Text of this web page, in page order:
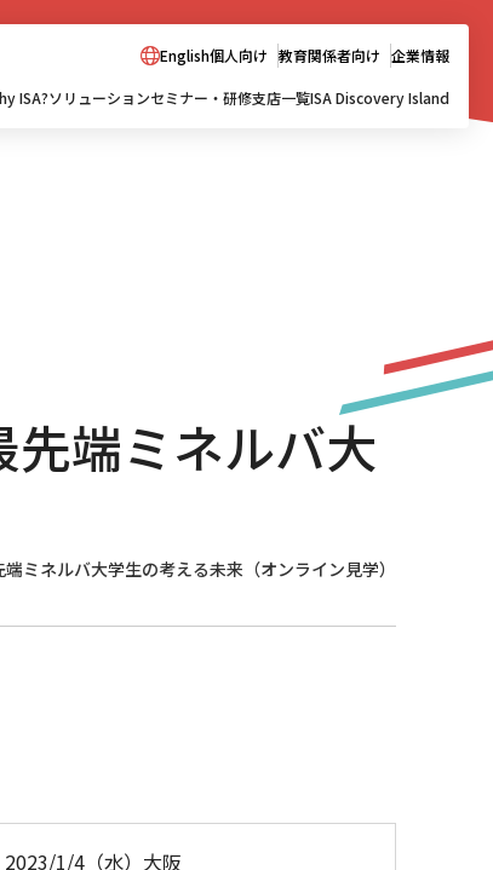
English個人向け 教育関係者向け 企業情報
ISA?ソリューションセミナー・研修支店一覧ISA Discovery Island
先端ミネルバ大
ミネルバ大学生の考える未来（オンライン見学）
1/4（水）大阪